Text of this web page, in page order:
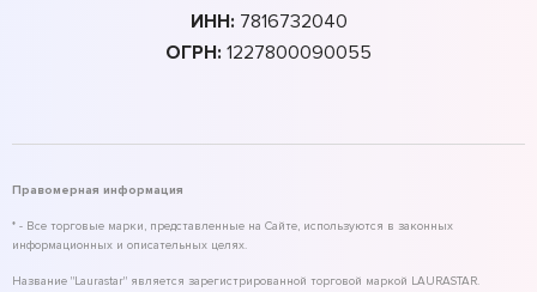
ИНН: 7816732040
ОГРН: 1227800090055
Правомерная информация
* - Все торговые марки, представленные на Сайте, используются в законных
информационных и описательных целях.
Название "Laurastar" является зарегистрированной торговой маркой LAURASTAR.